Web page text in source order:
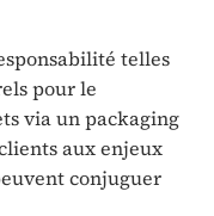
telles
pour le
via un packaging
aux enjeux
conjuguer